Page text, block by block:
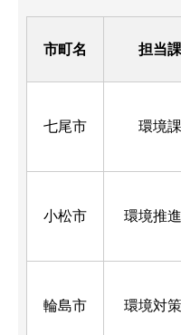
市町名 担当課
七尾市 環境課
小松市 環境推
輪島市 環境対